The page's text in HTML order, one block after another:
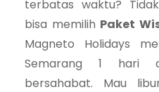
terbatas waktu?
bisa memilih Paket
Magneto Holidays
Semarang 1 hari
bersahabat. Mau